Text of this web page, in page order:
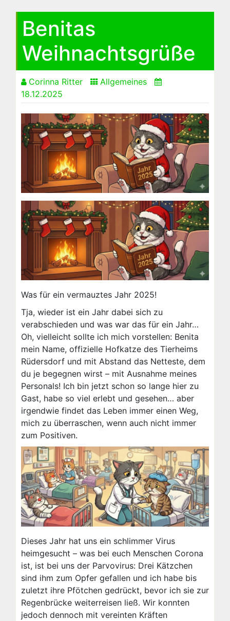
Benitas
Weihnachtsgrüße
Corinna Ritter
Allgemeines
18.12.2025
Was für ein vermauztes Jahr 2025!
Tja, wieder ist ein Jahr dabei sich zu
verabschieden und was war das für ein Jahr…
Oh, vielleicht sollte ich mich vorstellen: Benita
mein Name, offizielle Hofkatze des Tierheims
Rüdersdorf und mit Abstand das Netteste, dem
du je begegnen wirst – mit Ausnahme meines
Personals! Ich bin jetzt schon so lange hier zu
Gast, habe so viel erlebt und gesehen… aber
irgendwie findet das Leben immer einen Weg,
mich zu überraschen, wenn auch nicht immer
zum Positiven.
Dieses Jahr hat uns ein schlimmer Virus
heimgesucht – was bei euch Menschen Corona
ist, ist bei uns der Parvovirus: Drei Kätzchen
sind ihm zum Opfer gefallen und ich habe bis
zuletzt ihre Pfötchen gedrückt, bevor ich sie zur
Regenbrücke weiterreisen ließ. Wir konnten
jedoch dennoch mit vereinten Kräften